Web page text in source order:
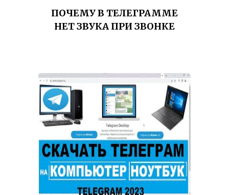
ПОЧЕМУ В ТЕЛЕГРАММЕ
НЕТ ЗВУКА ПРИ ЗВОНКЕ